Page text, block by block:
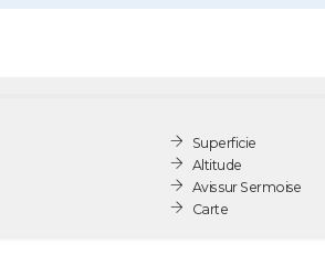
Superficie
Altitude
Avis sur Sermoise
Carte